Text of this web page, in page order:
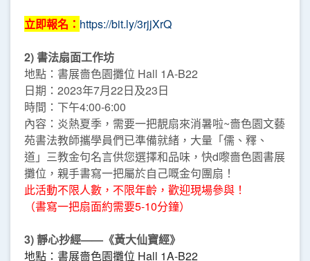
立即報名： https://bit.ly/3rjjXrQ
2) 書法扇面工作坊
地點：書展嗇色園攤位 Hall 1A-B22
日期：2023年7月22日及23日
時間：下午4:00-6:00
內容：炎熱夏季，需要一把靚扇來消暑啦~嗇色園文藝
苑書法教師攜學員們已準備就緒，大量「儒、釋、
道」三教金句名言供您選擇和品味，快d嚟嗇色園書展
攤位，親手書寫一把屬於自己嘅金句團扇！
此活動不限人數，不限年齡，歡迎現場參與！
（書寫一把扇面約需要5-10分鐘）
3) 靜心抄經——《黃大仙寶經》
地點：書展嗇色園攤位 Hall 1A-B22